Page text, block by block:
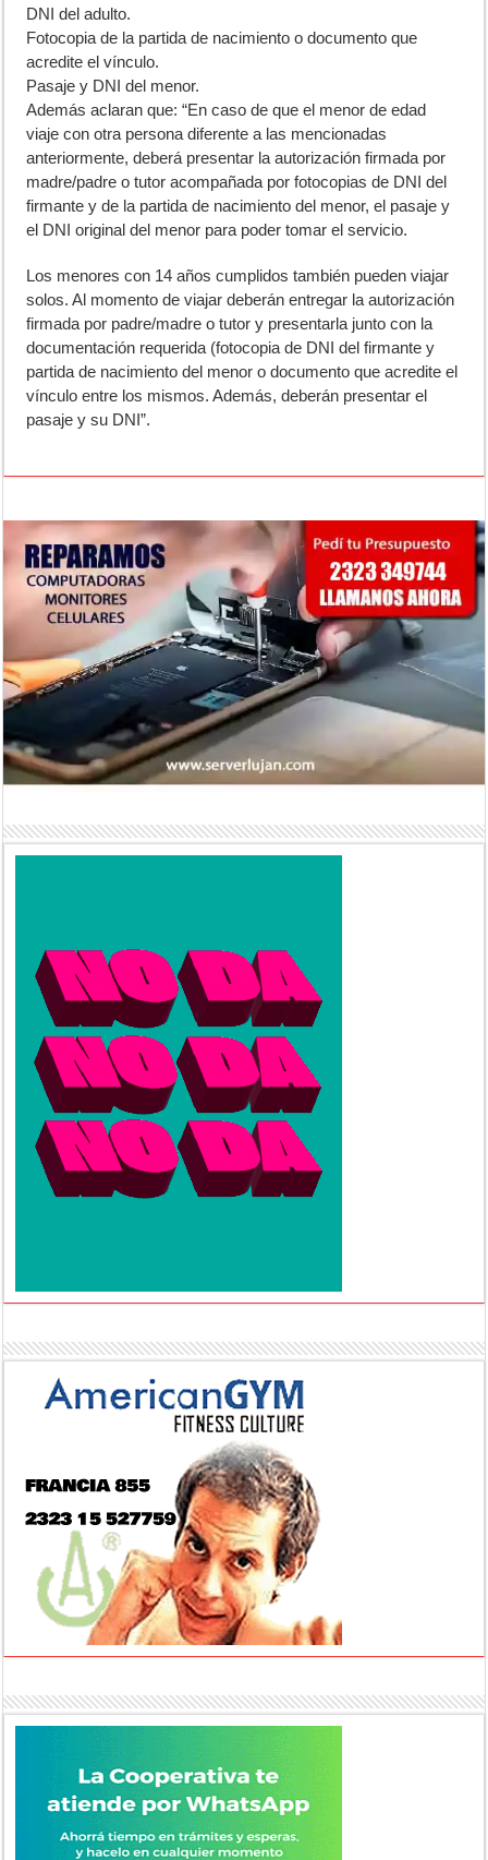
DNI del adulto.
Fotocopia de la partida de nacimiento o documento que
acredite el vínculo.
Pasaje y DNI del menor.
Además aclaran que: “En caso de que el menor de edad
viaje con otra persona diferente a las mencionadas
anteriormente, deberá presentar la autorización firmada por
madre/padre o tutor acompañada por fotocopias de DNI del
firmante y de la partida de nacimiento del menor, el pasaje y
el DNI original del menor para poder tomar el servicio.
Los menores con 14 años cumplidos también pueden viajar
solos. Al momento de viajar deberán entregar la autorización
firmada por padre/madre o tutor y presentarla junto con la
documentación requerida (fotocopia de DNI del firmante y
partida de nacimiento del menor o documento que acredite el
vínculo entre los mismos. Además, deberán presentar el
pasaje y su DNI”.